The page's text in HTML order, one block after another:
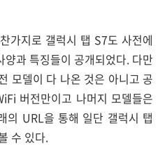
가지로 갤럭시 탭 S7도 사전에
과 특징들이 공개되었다. 다만
모델이 다 나온 것은 아니고 공
버전만이고 나머지 모델들은
의 URL을 통해 일단 갤럭시 탭
수 있다.